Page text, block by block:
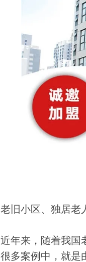
老旧小区、独居老
近年来，随着我国
很多案例中，就是